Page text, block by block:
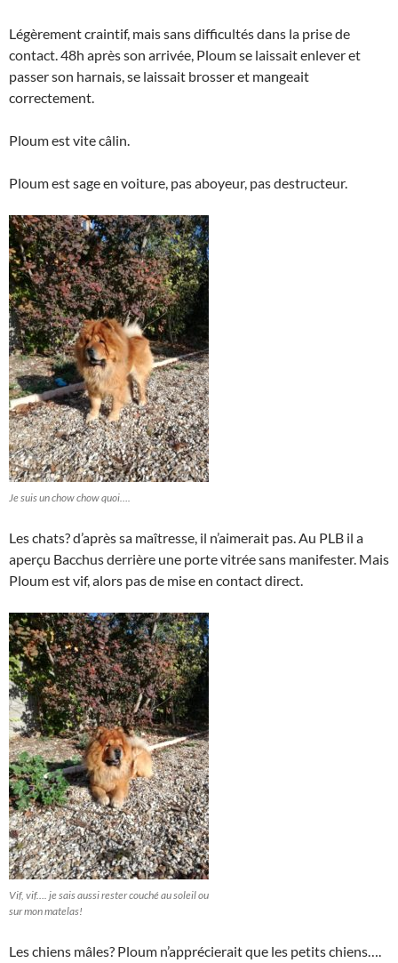
Légèrement craintif, mais sans difficultés dans la prise de
contact. 48h après son arrivée, Ploum se laissait enlever et
passer son harnais, se laissait brosser et mangeait
correctement.
Ploum est vite câlin.
Ploum est sage en voiture, pas aboyeur, pas destructeur.
Je suis un chow chow quoi….
Les chats? d’après sa maîtresse, il n’aimerait pas. Au PLB il a
aperçu Bacchus derrière une porte vitrée sans manifester. Mais
Ploum est vif, alors pas de mise en contact direct.
Vif, vif…. je sais aussi rester couché au soleil ou
sur mon matelas!
Les chiens mâles? Ploum n’apprécierait que les petits chiens….